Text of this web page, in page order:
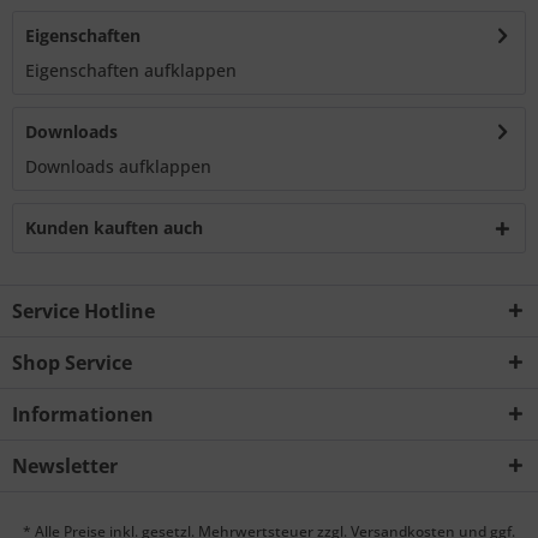
Eigenschaften
Eigenschaften aufklappen
Downloads
Downloads aufklappen
Kunden kauften auch
Service Hotline
Shop Service
Informationen
Newsletter
* Alle Preise inkl. gesetzl. Mehrwertsteuer zzgl. Versandkosten und ggf.